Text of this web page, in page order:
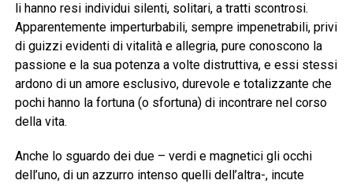
li hanno resi individui silenti, solitari, a tratti scontrosi.
Apparentemente imperturbabili, sempre impenetrabili, privi
di guizzi evidenti di vitalità e allegria, pure conoscono la
passione e la sua potenza a volte distruttiva, e essi stessi
ardono di un amore esclusivo, durevole e totalizzante che
pochi hanno la fortuna (o sfortuna) di incontrare nel corso
della vita.
Anche lo sguardo dei due – verdi e magnetici gli occhi
dell’uno, di un azzurro intenso quelli dell’altra-, incute